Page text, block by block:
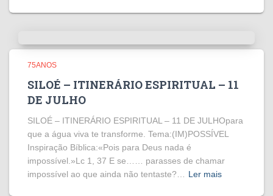
75ANOS
SILOÉ – ITINERÁRIO ESPIRITUAL – 11
DE JULHO
SILOÉ – ITINERÁRIO ESPIRITUAL – 11 DE JULHOpara
que a água viva te transforme. Tema:(IM)POSSÍVEL
Inspiração Bíblica:«Pois para Deus nada é
impossível.»Lc 1, 37 E se…… parasses de chamar
impossível ao que ainda não tentaste?…
Ler mais